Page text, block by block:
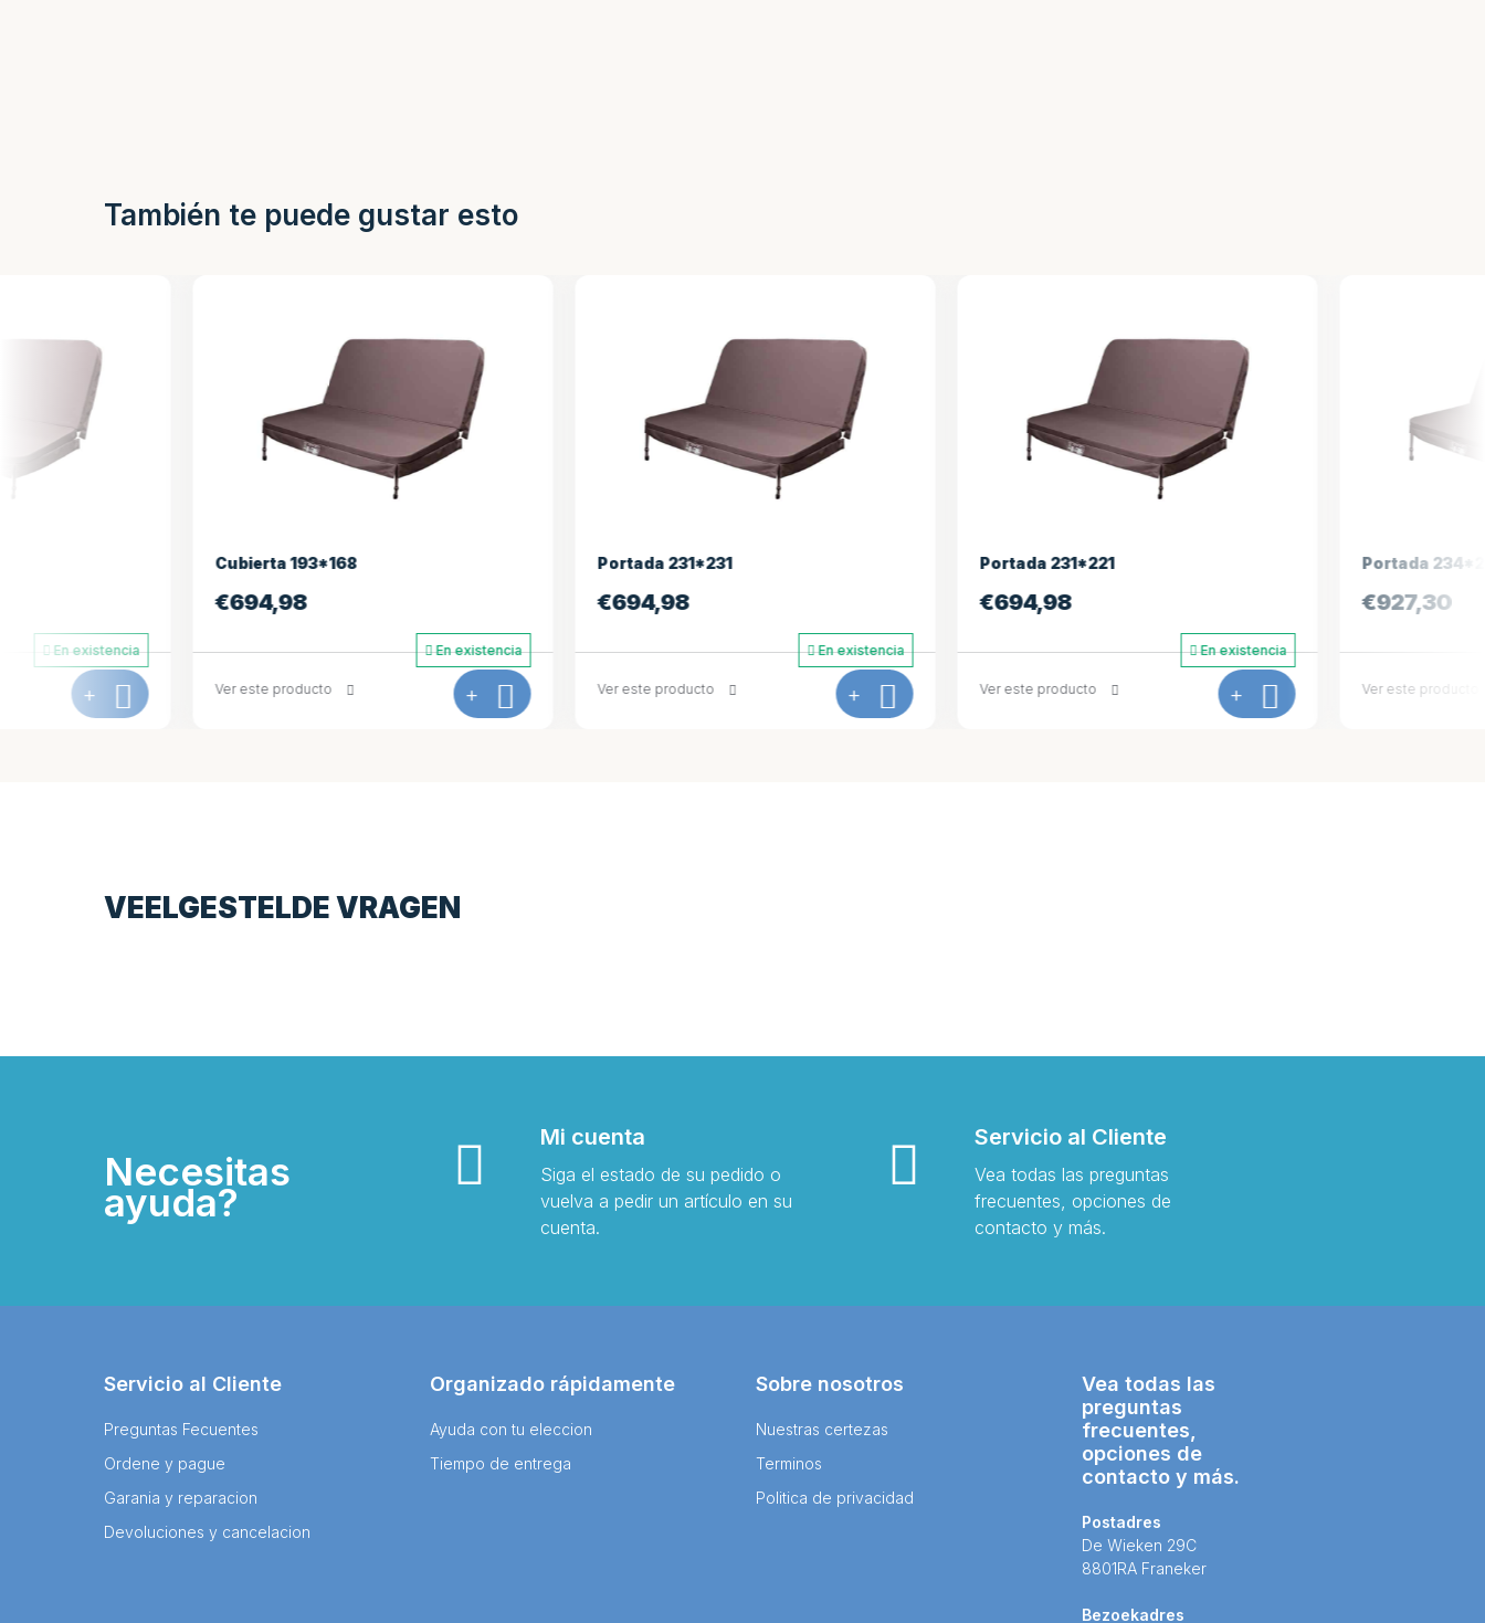
También te puede gustar esto
En existencia
Ver este producto +
En existencia
Ver este producto +
En existencia
Ver este producto + Ver este producto +
VEELGESTELDE VRAGEN
Necesitas
ayuda?
Mi cuenta
Siga el estado de su pedido o
vuelva a pedir un artículo en su
cuenta.
Servicio al Cliente
Vea todas las preguntas
frecuentes, opciones de
contacto y más.
Servicio al Cliente
Preguntas Fecuentes
Ordene y pague
Garania y reparacion
Devoluciones y cancelacion
Organizado rápidamente
Ayuda con tu eleccion
Tiempo de entrega
Sobre nosotros
Nuestras certezas
Terminos
Politica de privacidad
Vea todas las
preguntas
frecuentes,
opciones de
contacto y más.
Postadres
De Wieken 29C
8801RA Franeker
Bezoekadres